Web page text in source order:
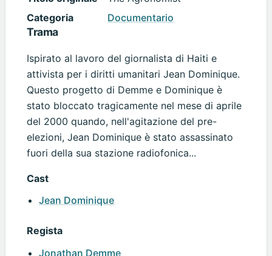
Categoria
Documentario
Trama
Ispirato al lavoro del giornalista di Haiti e
attivista per i diritti umanitari Jean Dominique.
Questo progetto di Demme e Dominique è
stato bloccato tragicamente nel mese di aprile
del 2000 quando, nell'agitazione del pre-
elezioni, Jean Dominique è stato assassinato
fuori della sua stazione radiofonica...
Cast
Jean Dominique
Regista
Jonathan Demme